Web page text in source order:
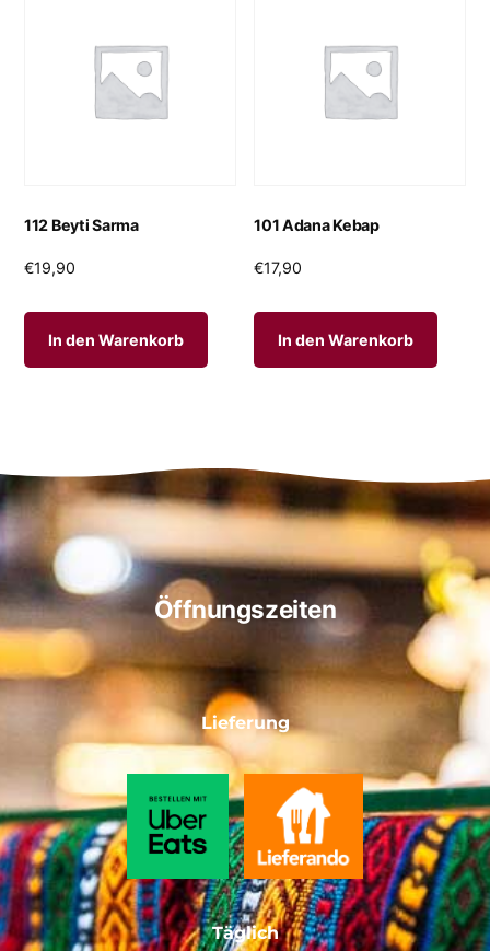
112 Beyti Sarma
€19,90
In den Warenkorb
101 Adana Kebap
€17,90
In den Warenkorb
Öffnungszeiten
Lieferung
Täglich